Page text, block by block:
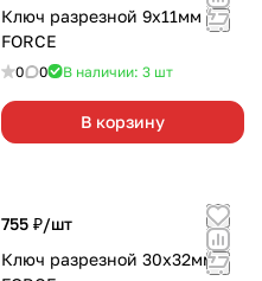
Ключ разрезной 9х11мм
FORCE
0 0 В наличии: 3 шт
В корзину
755 ₽/шт
Ключ разрезной 30х32мм